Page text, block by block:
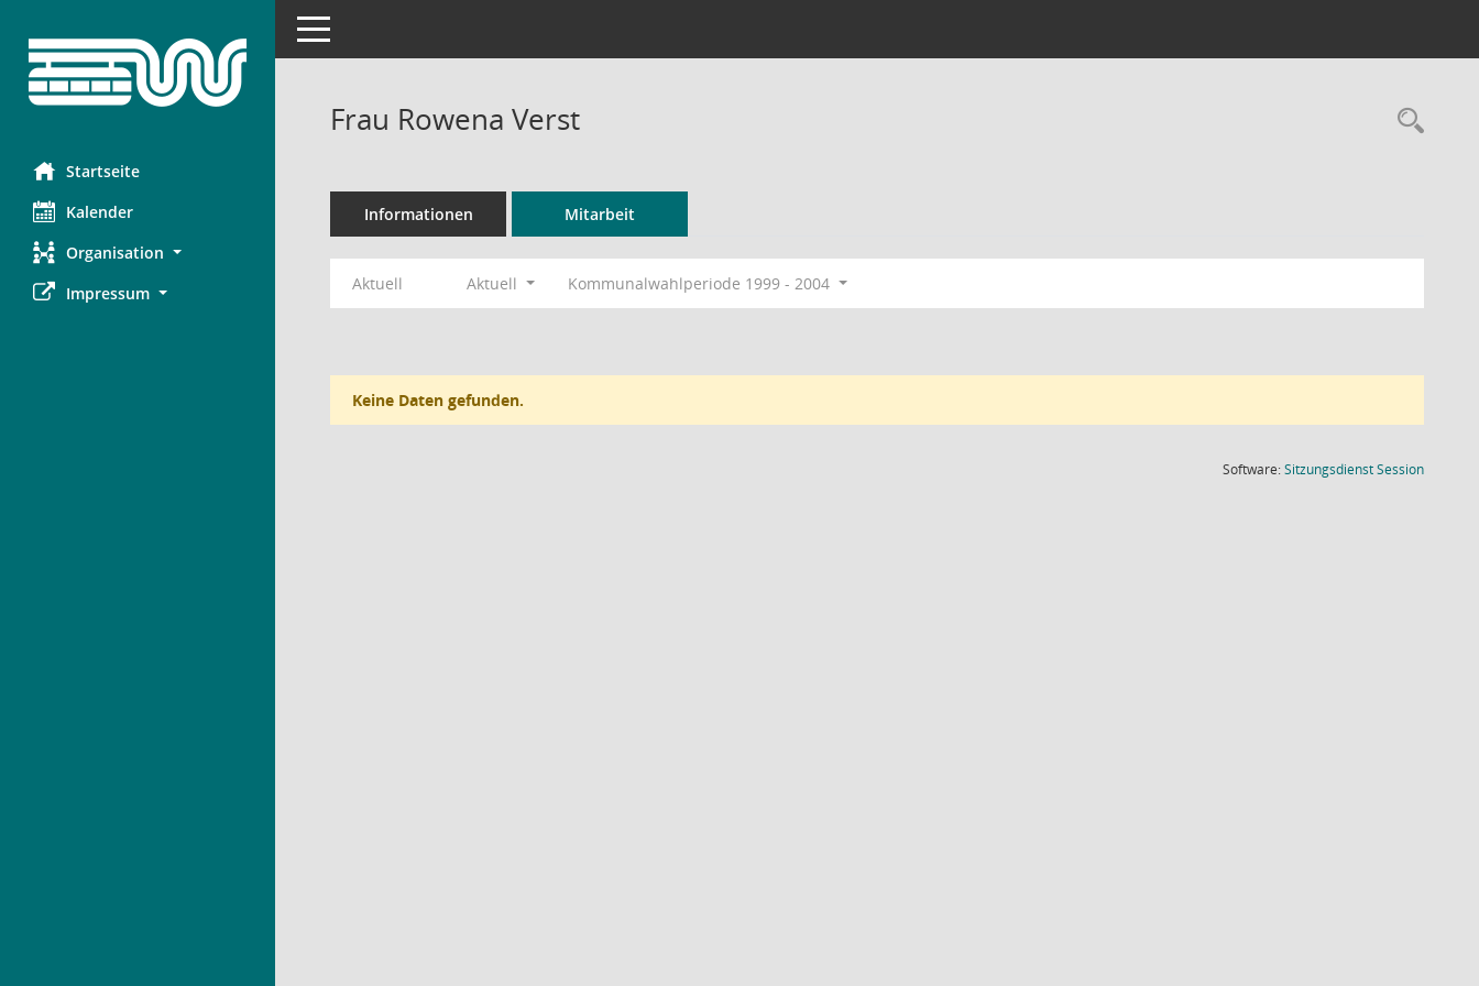
Startseite
Kalender
Organisation
Impressum
Toggle navigation
Frau Rowena Verst
Informationen Mitarbeit
Aktuell Aktuell Kommunalwahlperiode 1999 - 2004
Keine Daten gefunden.
Software:SitzungsdienstSession(Wird in